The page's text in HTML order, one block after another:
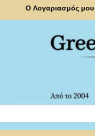
Ο Λογαριασμός μου